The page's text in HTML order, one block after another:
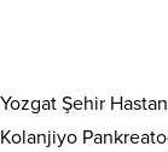
Yozgat Şehir
Kolanjiyo